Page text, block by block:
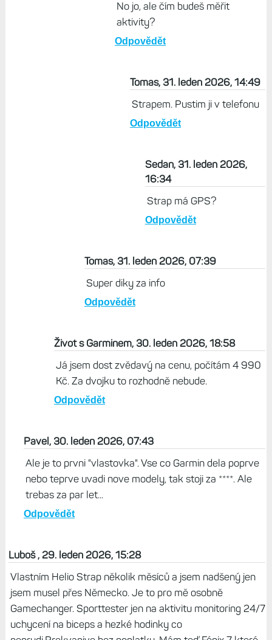
Tomas, 31. leden 2026, 11:14
tomu klasicke hodinky a nebo nic :)
No jo, ale čím budeš měřit
aktivity?
Strapem. Pustim ji v telefonu
Strap má GPS?
Odpovědět
Super diky za info
Život s Garminem, 30. leden 2026, 18:58
Já jsem dost zvědavý na cenu, počítám 4 990
Odpovědět
Pavel, 30. leden 2026, 07:43
Ale je to prvni "vlastovka". Vse co Garmin dela poprve
nebo teprve uvadi nove modely, tak stoji za ****. Ale